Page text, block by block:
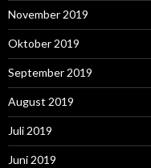
November 2019
Oktober 2019
September 2019
August 2019
Juli 2019
Juni 2019